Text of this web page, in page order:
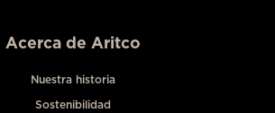
Acerca de Aritco
Nuestra historia
Sostenibilidad